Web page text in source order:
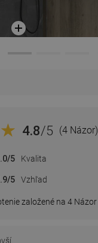
4.8/5 (4 Názor)
založené na 4 Názor
/5 Kvalita
/5 Vzhľad